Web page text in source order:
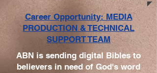
ABN is sending digital Bibles to
believers in need of God's word
Career Opportunity: MEDIA
PRODUCTION & TECHNICAL
SUPPORT TEAM